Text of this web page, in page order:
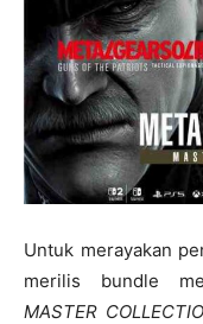
Untuk merayakan
merilis bundle
MASTER